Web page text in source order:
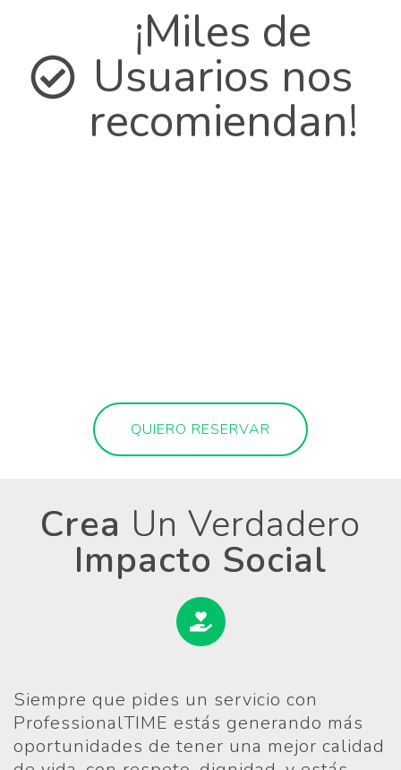
¡Miles de
Usuarios nos
recomiendan!
QUIERO RESERVAR
Crea Un Verdadero
Impacto Social
Siempre que pides un servicio con
ProfessionalTIME estás generando más
oportunidades de tener una mejor calidad